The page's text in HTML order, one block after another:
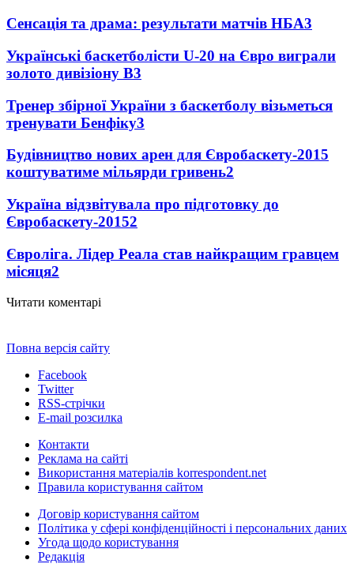
Сенсація та драма: результати матчів НБА3
Українські баскетболісти U-20 на Євро виграли
золото дивізіону В3
Тренер збірної України з баскетболу візьметься
тренувати Бенфіку3
Будівництво нових арен для Євробаскету-2015
коштуватиме мільярди гривень2
Україна відзвітувала про підготовку до
Євробаскету-20152
Євроліга. Лідер Реала став найкращим гравцем
місяця2
Читати коментарі
Повна версія сайту
Facebook
Twitter
RSS-стрічки
E-mail розсилка
Контакти
Реклама на сайті
Використання матеріалів korrespondent.net
Правила користування сайтом
Договір користування сайтом
Політика у сфері конфіденційності і персональних даних
Угода щодо користування
Редакція